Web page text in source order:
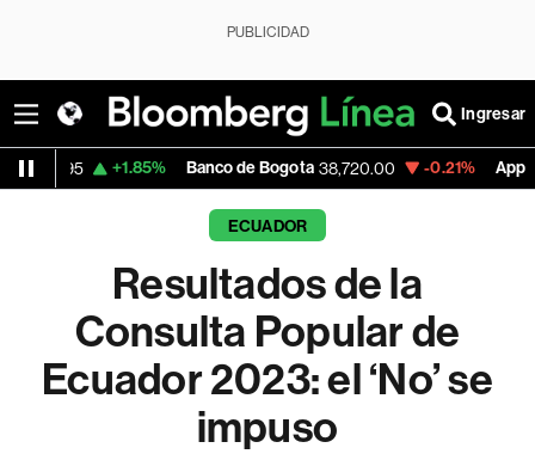
PUBLICIDAD
Ingresar
Banco de Bogota 38,720.00 -0.21% Apple 310.94
ECUADOR
Resultados de la
Consulta Popular de
Ecuador 2023: el ‘No’ se
impuso